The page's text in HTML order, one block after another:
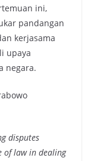
ini,
pandangan
kerjasama
upaya
negara.
disputes
of law in dealing